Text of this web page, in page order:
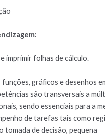
imprimir folhas de cálculo.
gráficos e desenhos
são transversais a
sendo essenciais para a
de tarefas tais como
tomada de decisão, pequena